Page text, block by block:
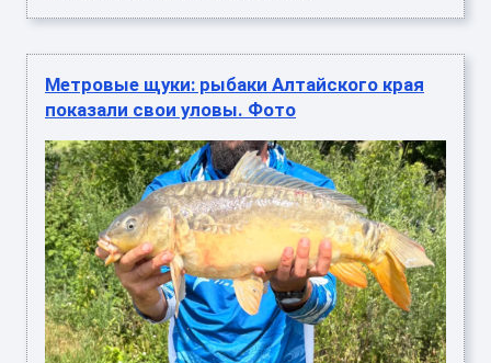
Метровые щуки: рыбаки Алтайского края
показали свои уловы. Фото